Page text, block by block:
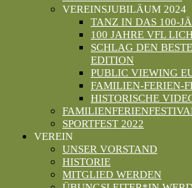
VEREINSJUBILÄUM 2024
TANZ IN DAS 100-
100 JAHRE VFL
SCHLAG DEN
EDITION
PUBLIC VIEWING
FAMILIEN-FERIEN-
HISTORISCHE
SPORTFEST 2022
VEREIN
UNSER VORSTAND
HISTORIE
MITGLIED WERDEN